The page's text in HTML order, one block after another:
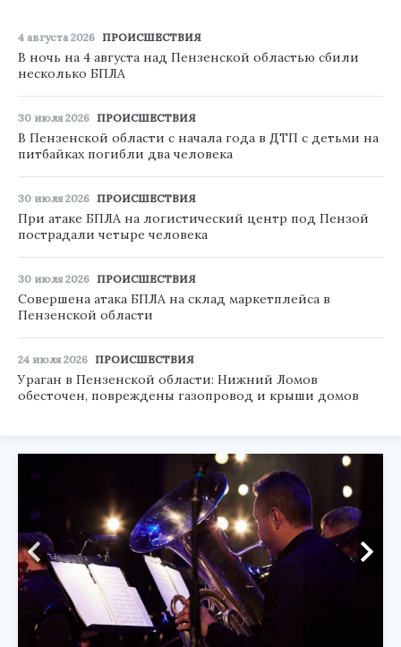
4 августа 2026 ПРОИСШЕСТВИЯ
В ночь на 4 августа над Пензенской областью сбили
несколько БПЛА
30 июля 2026 ПРОИСШЕСТВИЯ
В Пензенской области с начала года в ДТП с детьми на
питбайках погибли два человека
30 июля 2026 ПРОИСШЕСТВИЯ
При атаке БПЛА на логистический центр под Пензой
пострадали четыре человека
30 июля 2026 ПРОИСШЕСТВИЯ
Совершена атака БПЛА на склад маркетплейса в
Пензенской области
24 июля 2026 ПРОИСШЕСТВИЯ
Ураган в Пензенской области: Нижний Ломов
обесточен, повреждены газопровод и крыши домов